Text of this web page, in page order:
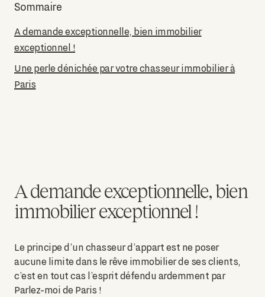
Sommaire
A demande exceptionnelle, bien immobilier
exceptionnel !
Une perle dénichée par votre chasseur immobilier à
Paris
A demande exceptionnelle, bien
immobilier exceptionnel !
Le principe d’un chasseur d’appart est ne poser
aucune limite dans le rêve immobilier de ses clients,
c’est en tout cas l’esprit défendu ardemment par
Parlez-moi de Paris !